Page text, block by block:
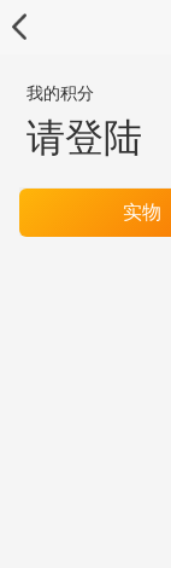
我的积分
请登陆
实物